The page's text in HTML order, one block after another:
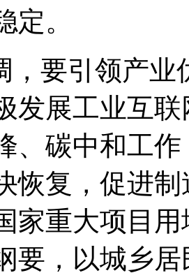
定。
，要引领产业
发展工业互
、碳中和工
恢复，促进
家重大项目
要，以城乡